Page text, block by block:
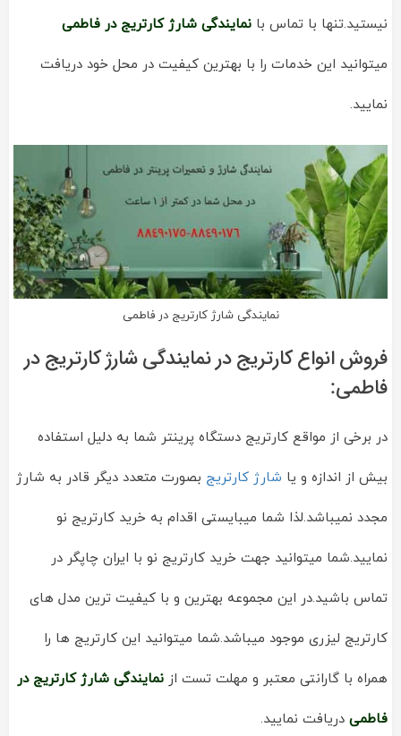
نیستید.تنها با تماس با نمایندگی شارژ کارتریج در فاطمی
میتوانید این خدمات را با بهترین کیفیت در محل خود دریافت
نمایید.
نمایندگی شارژ کارتریج در فاطمی
فروش انواع کارتریج در نمایندگی شارژ کارتریج در
فاطمی:
در برخی از مواقع کارتریج دستگاه پرینتر شما به دلیل استفاده
بیش از اندازه و یا شارژ کارتریج بصورت متعدد دیگر قادر به شارژ
مجدد نمیباشد.لذا شما میبایستی اقدام به خرید کارتریج نو
نمایید.شما میتوانید جهت خرید کارتریج نو با ایران چاپگر در
تماس باشید.در این مجموعه بهترین و با کیفیت ترین مدل های
کارتریج لیزری موجود میباشد.شما میتوانید این کارتریج ها را
همراه با گارانتی معتبر و مهلت تست از نمایندگی شارژ کارتریج در
فاطمی دریافت نمایید.